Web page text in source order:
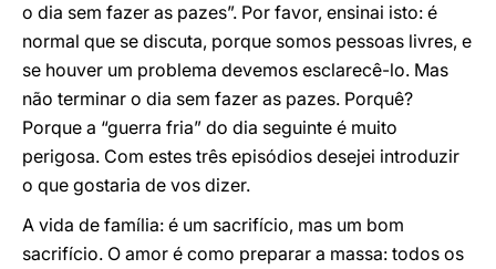
o dia sem fazer as pazes”. Por favor, ensinai isto: é
normal que se discuta, porque somos pessoas livres, e
se houver um problema devemos esclarecê-lo. Mas
não terminar o dia sem fazer as pazes. Porquê?
Porque a “guerra fria” do dia seguinte é muito
perigosa. Com estes três episódios desejei introduzir
o que gostaria de vos dizer.
A vida de família: é um sacrifício, mas um bom
sacrifício. O amor é como preparar a massa: todos os